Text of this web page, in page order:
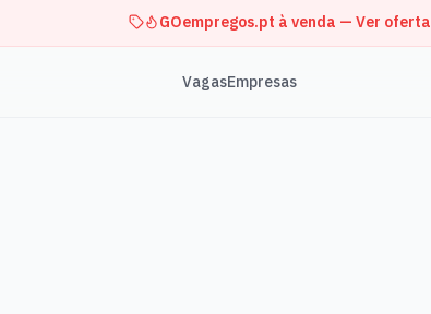
GOempregos.pt à venda — Ver oferta
VagasEmpresas